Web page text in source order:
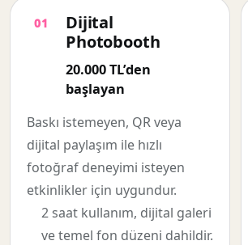
Dijital
Photobooth
20.000 TL’den
başlayan
Baskı istemeyen, QR veya
dijital paylaşım ile hızlı
fotoğraf deneyimi isteyen
etkinlikler için uygundur.
2 saat kullanım, dijital galeri
ve temel fon düzeni dahildir.